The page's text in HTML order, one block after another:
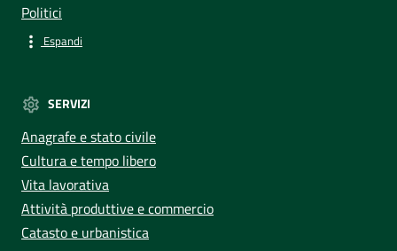
Politici
Espandi
SERVIZI
Anagrafe e stato civile
Cultura e tempo libero
Vita lavorativa
Attività produttive e commercio
Catasto e urbanistica